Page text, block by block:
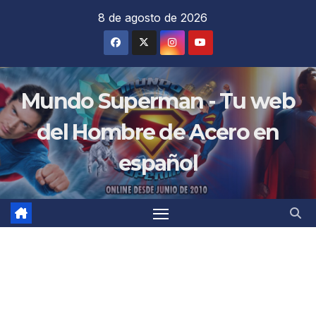
8 de agosto de 2026
Mundo Superman - Tu web
del Hombre de Acero en
español